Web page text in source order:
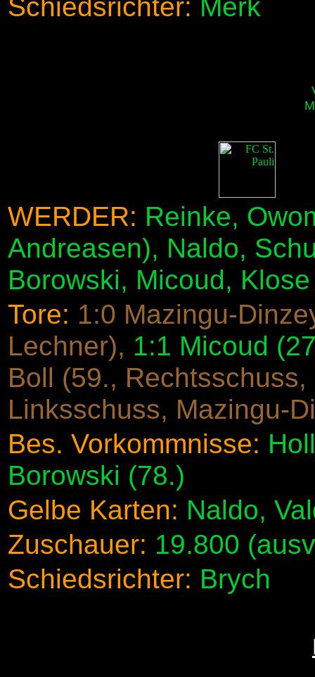
Schiedsrichter: Merk
WERDER: Reinke,
Andreasen), Naldo,
Borowski, Micoud,
Tore: 1:0 Mazingu-
Lechner), 1:1 Micoud
Boll (59.,
Linksschuss, Mazingu-
Bes. Vorkommnisse:
Borowski (78.)
Gelbe Karten: Naldo,
Zuschauer: 19.800
Schiedsrichter: Brych